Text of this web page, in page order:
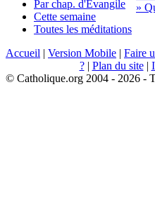
Par chap. d'Evangile
Cette semaine
Toutes les méditations
»
Accueil | Version Mobile | Faire
?| Plan du site|
© Catholique.org 2004 - 2026 -